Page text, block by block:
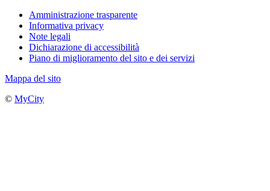
Amministrazione trasparente
Informativa privacy
Note legali
Dichiarazione di accessibilità
Piano di miglioramento del sito e dei servizi
Mappa del sito
© MyCity